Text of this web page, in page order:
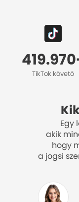
TikTok követő
Egy
akik
hogy
a jogsi